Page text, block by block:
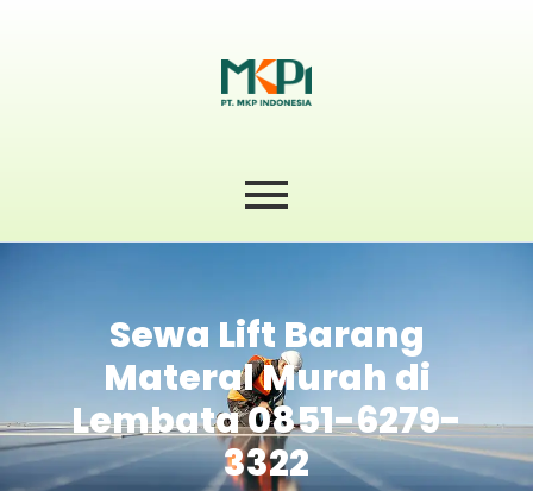
Sewa Lift Barang
Materal Murah di
Lembata 0851-6279-
3322